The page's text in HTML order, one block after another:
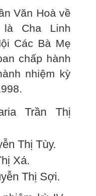
Văn Hoà về
Cha Linh
Các Bà Mẹ
chấp hành
nhiệm kỳ
Trần Thị
Thị Tùy.
Xá.
Thị Sợi.